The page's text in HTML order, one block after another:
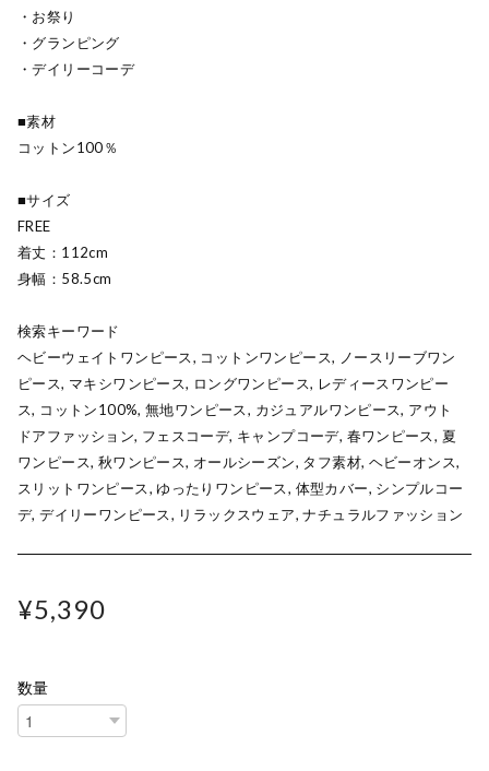
・お祭り
・グランピング
・デイリーコーデ
■素材
コットン100％
■サイズ
FREE
着丈：112cm
身幅：58.5cm
検索キーワード
ヘビーウェイトワンピース, コットンワンピース, ノースリーブワン
ピース, マキシワンピース, ロングワンピース, レディースワンピー
ス, コットン100%, 無地ワンピース, カジュアルワンピース, アウト
ドアファッション, フェスコーデ, キャンプコーデ, 春ワンピース, 夏
ワンピース, 秋ワンピース, オールシーズン, タフ素材, ヘビーオンス,
スリットワンピース, ゆったりワンピース, 体型カバー, シンプルコー
デ, デイリーワンピース, リラックスウェア, ナチュラルファッション
¥5,390
数量